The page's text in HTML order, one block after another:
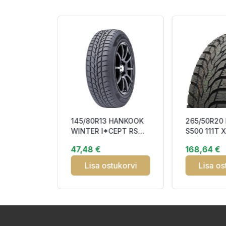
145/80R13 HANKOOK
WINTER I*CEPT RS
Studless ECB
47,48 €
Lisa ostukorvi
265/50R20
S500 111T
168,64 €
Lisa